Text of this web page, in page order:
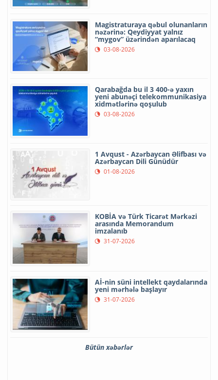
Magistraturaya qəbul olunanların
nəzərinə: Qeydiyyat yalnız
“mygov” üzərindən aparılacaq
03-08-2026
Qarabağda bu il 3 400-ə yaxın
yeni abunəçi telekommunikasiya
xidmətlərinə qoşulub
03-08-2026
1 Avqust - Azərbaycan Əlifbası və
Azərbaycan Dili Günüdür
01-08-2026
KOBİA və Türk Ticarət Mərkəzi
arasında Memorandum
imzalanıb
31-07-2026
Aİ-nin süni intellekt qaydalarında
yeni mərhələ başlayır
31-07-2026
Bütün xəbərlər